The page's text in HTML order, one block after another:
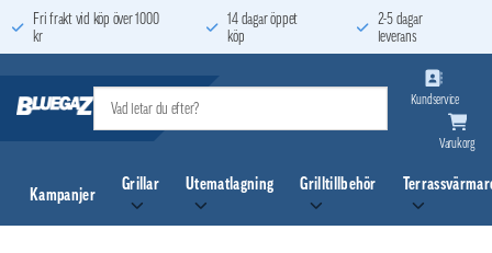
to
Fri frakt vid köp över 1000
kr
14 dagar öppet
köp
2-5 dagar
leverans
Kundservice
Varukorg
Kampanjer
Grillar Utematlagning Grilltillbehör